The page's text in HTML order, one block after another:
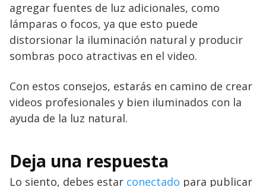
agregar fuentes de luz adicionales, como
lámparas o focos, ya que esto puede
distorsionar la iluminación natural y producir
sombras poco atractivas en el video.
Con estos consejos, estarás en camino de crear
videos profesionales y bien iluminados con la
ayuda de la luz natural.
Deja una respuesta
Lo siento, debes estar conectado para publicar